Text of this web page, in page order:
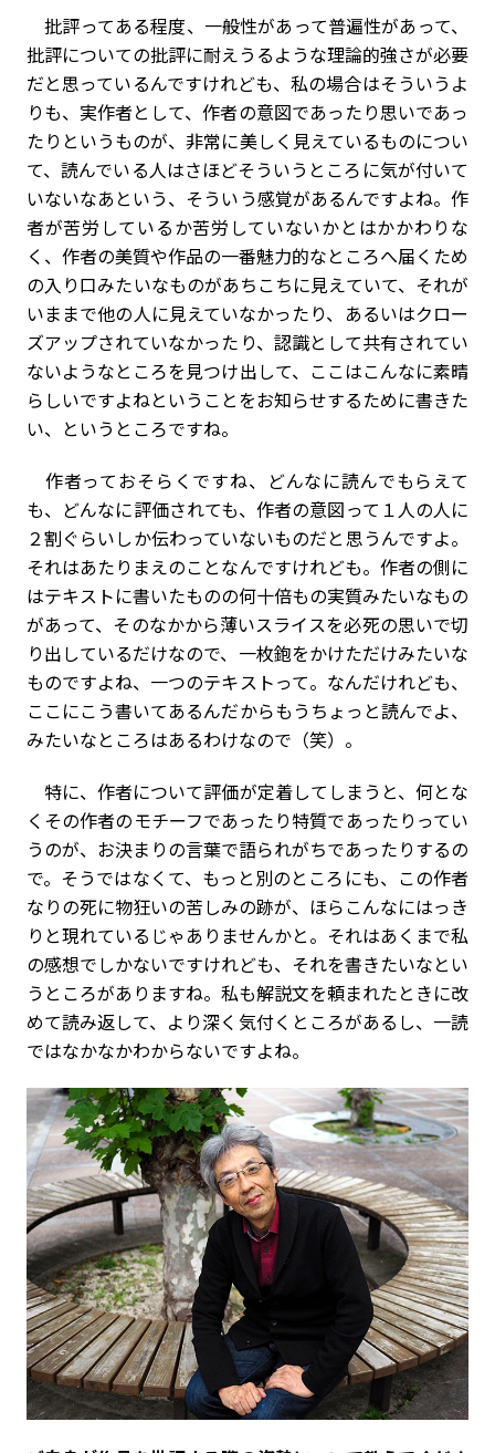
批評ってある程度、一般性があって普遍性があって、
批評についての批評に耐えうるような理論的強さが必要
だと思っているんですけれども、私の場合はそういうよ
りも、実作者として、作者の意図であったり思いであっ
たりというものが、非常に美しく見えているものについ
て、読んでいる人はさほどそういうところに気が付いて
いないなあという、そういう感覚があるんですよね。作
者が苦労しているか苦労していないかとはかかわりな
く、作者の美質や作品の一番魅力的なところへ届くため
の入り口みたいなものがあちこちに見えていて、それが
いままで他の人に見えていなかったり、あるいはクロー
ズアップされていなかったり、認識として共有されてい
ないようなところを見つけ出して、ここはこんなに素晴
らしいですよねということをお知らせするために書きた
い、というところですね。
作者っておそらくですね、どんなに読んでもらえて
も、どんなに評価されても、作者の意図って１人の人に
２割ぐらいしか伝わっていないものだと思うんですよ。
それはあたりまえのことなんですけれども。作者の側に
はテキストに書いたものの何十倍もの実質みたいなもの
があって、そのなかから薄いスライスを必死の思いで切
り出しているだけなので、一枚鉋をかけただけみたいな
ものですよね、一つのテキストって。なんだけれども、
ここにこう書いてあるんだからもうちょっと読んでよ、
みたいなところはあるわけなので（笑）。
特に、作者について評価が定着してしまうと、何とな
くその作者のモチーフであったり特質であったりってい
うのが、お決まりの言葉で語られがちであったりするの
で。そうではなくて、もっと別のところにも、この作者
なりの死に物狂いの苦しみの跡が、ほらこんなにはっき
りと現れているじゃありませんかと。それはあくまで私
の感想でしかないですけれども、それを書きたいなとい
うところがありますね。私も解説文を頼まれたときに改
めて読み返して、より深く気付くところがあるし、一読
ではなかなかわからないですよね。